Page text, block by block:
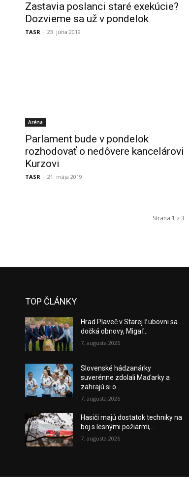
Zastavia poslanci staré exekúcie?
Dozvieme sa už v pondelok
TASR - 23. júna 2019
Aréna
Parlament bude v pondelok
rozhodovať o nedôvere kancelárovi
Kurzovi
TASR - 21. mája 2019
Strana 1 z 3
TOP ČLÁNKY
Hrad Plaveč v Starej Ľubovni sa
dočká obnovy, Migaľ...
7. augusta 2026
Slovenské hádzanárky
suverénne zdolali Maďarky a
zahrajú si o...
7. augusta 2026
Hasiči majú dostatok techniky na
boj s lesnými požiarmi,...
7. augusta 2026